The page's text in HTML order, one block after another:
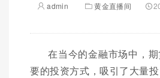
admin 黄金直播间
在当今的金融市场中，
要的投资方式，吸引了大量